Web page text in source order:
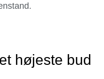
højeste bud